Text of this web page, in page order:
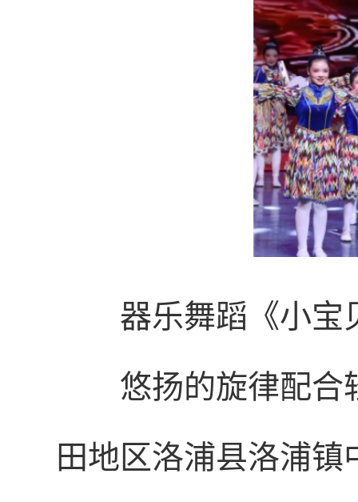
器乐舞蹈《小宝
悠扬的旋律配合
田地区洛浦县洛浦